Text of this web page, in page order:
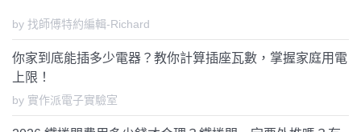
by 找師傅特約編輯-Richard
你家到底能插多少電器？教你計算插座瓦數，掌握家庭用電
上限！
by 實作派電子實驗室